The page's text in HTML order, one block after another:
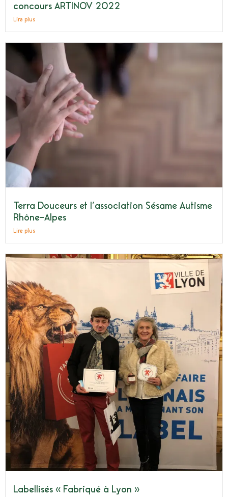
concours ARTINOV 2022
Lire plus
Terra Douceurs et l’association Sésame Autisme
Rhône-Alpes
Lire plus
Labellisés « Fabriqué à Lyon »